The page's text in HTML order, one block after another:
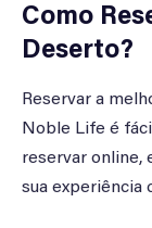
Como
Deserto?
Reservar a
Noble Life é
reservar online,
sua experiência